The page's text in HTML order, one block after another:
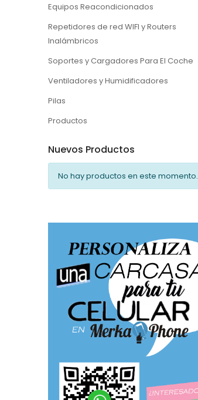
Equipos Reacondicionados
Repetidores de red WIFI y Routers
Inalámbricos
Soportes y Cargadores Para El Coche
Ventiladores y Humidificadores
Pilas
Productos
Nuevos Productos
No hay productos en este momento.